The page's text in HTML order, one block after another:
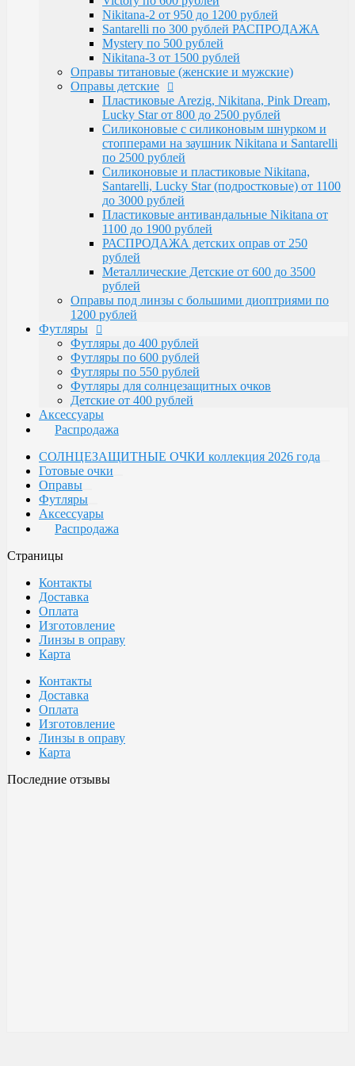
Santarelli, Lucky Star (подростковые) от 1100
до 3000 рублей
Пластиковые антивандальные Nikitana от
1100 до 1900 рублей
РАСПРОДАЖА детских оправ от 250 рублей
Металлические Детские от 600 до 3500
рублей
Оправы под линзы с большими диоптриями по
1200 рублей
Футляры до 400 рублей
Футляры по 600 рублей
Футляры по 550 рублей
Футляры для солнцезащитных очков
Детские от 400 рублей
Распродажа
Nikitana-2 от 950 до 1200 рублей
Santarelli по 300 рублей РАСПРОДАЖА
Mystery по 500 рублей
Nikitana-3 от 1500 рублей
Оправы титановые (женские и мужские)
Оправы детские
Пластиковые Arezig, Nikitana, Pink Dream,
Lucky Star от 800 до 2500 рублей
Силиконовые с силиконовым шнурком и
стопперами на заушник Nikitana и Santarelli
по 2500 рублей
Силиконовые и пластиковые Nikitana,
Santarelli, Lucky Star (подростковые) от 1100
до 3000 рублей
Пластиковые антивандальные Nikitana от
1100 до 1900 рублей
РАСПРОДАЖА детских оправ от 250
рублей
Металлические Детские от 600 до 3500
рублей
Оправы под линзы с большими диоптриями по
1200 рублей
Футляры
Футляры до 400 рублей
Футляры по 600 рублей
Футляры по 550 рублей
Футляры для солнцезащитных очков
Детские от 400 рублей
Аксессуары
Распродажа
СОЛНЦЕЗАЩИТНЫЕ ОЧКИ коллекция 2026 года
Готовые очки
Оправы
Футляры
Аксессуары
Распродажа
Страницы
Контакты
Доставка
Оплата
Изготовление
Линзы в оправу
Карта
Контакты
Доставка
Оплата
Изготовление
Линзы в оправу
Карта
Последние отзывы